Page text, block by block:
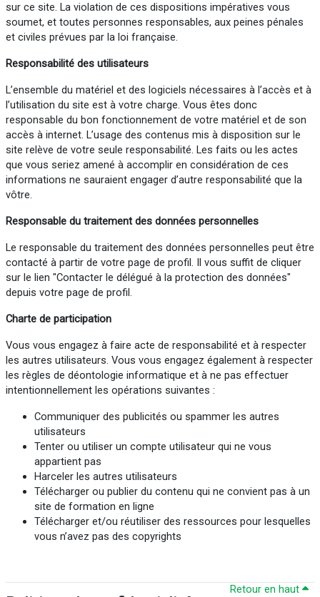
sur ce site. La violation de ces dispositions impératives vous
soumet, et toutes personnes responsables, aux peines pénales
et civiles prévues par la loi française.
Responsabilité des utilisateurs
L’ensemble du matériel et des logiciels nécessaires à l’accès et à
l’utilisation du site est à votre charge. Vous êtes donc
responsable du bon fonctionnement de votre matériel et de son
accès à internet. L’usage des contenus mis à disposition sur le
site relève de votre seule responsabilité. Les faits ou les actes
que vous seriez amené à accomplir en considération de ces
informations ne sauraient engager d’autre responsabilité que la
vôtre.
Responsable du traitement des données personnelles
Le responsable du traitement des données personnelles peut être
contacté à partir de votre page de profil. Il vous suffit de cliquer
sur le lien "Contacter le délégué à la protection des données"
depuis votre page de profil.
Charte de participation
Vous vous engagez à faire acte de responsabilité et à respecter
les autres utilisateurs. Vous vous engagez également à respecter
les règles de déontologie informatique et à ne pas effectuer
intentionnellement les opérations suivantes :
Communiquer des publicités ou spammer les autres
utilisateurs
Tenter ou utiliser un compte utilisateur qui ne vous
appartient pas
Harceler les autres utilisateurs
Télécharger ou publier du contenu qui ne convient pas à un
site de formation en ligne
Télécharger et/ou réutiliser des ressources pour lesquelles
vous n’avez pas des copyrights
Retour en haut